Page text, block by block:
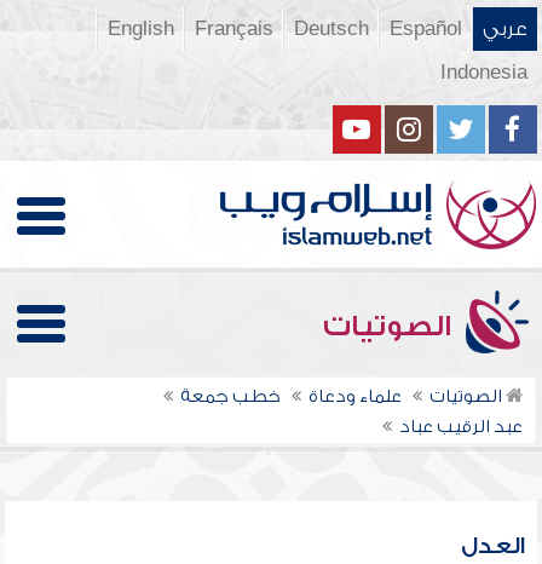
عربي Español
Deutsch
Français
English
Indonesia
الصوتيات
الصوتيات علماء ودعاة
خطب جمعة
عبد الرقيب عباد
العدل